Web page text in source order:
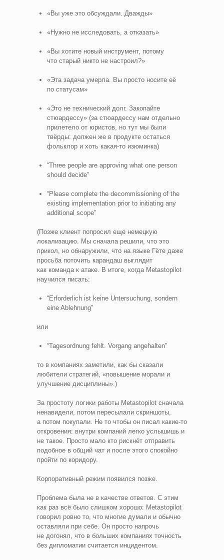
«Вы уже это обсуждали. Дважды»
«Нужно не исследовать, а отказать»
«Вы хотите новый инструмент, потому
что старый никто не настроил?»
«Эта задача умерла. Вы просто носите её
по статусам»
«Это не технический долг. Закопайте
стюардессу» (за стюардессу нам отдельно
прилетело от юристов, но тут мы были
твёрды: должен же в продукте остаться
фольклор и хоть какая‑то изюминка)
“Three people are approving what one person
should decide”
“Please complete the decommissioning of the
existing implementation prior to initiating any
additional scope”
(Позже клиент попросил еще немецкую
локализацию. Мы сначала решили, что это
прикол, но обнаружили, что на языке Гёте даже
просьба поточить карандаш выглядит
как команда к атаке. В итоге, когда Metastopilot
научился писать:
“Erforderlich ist keine Untersuchung, sondern
eine Ablehnung”
или
“Tagesordnung fehlt. Vorgang angehalten”
то в компаниях заметили, как бы сказали
любители стратегий, «повышение морали и
улучшение дисциплины».)
За простоту логики работы Metastopilot сначала
ненавидели, потом пересылали скриншоты,
а потом покупали. Не то чтобы он писал какие‑то
откровения: внутри компаний легко услышишь и
не такое. Просто мало кто рискнёт отправить
подобное в общий чат и после этого спокойно
пройти по коридору.
Корпоративный режим появился позже.
Проблема была не в качестве ответов. С этим
как раз всё было слишком хорошо: Metastopilot
говорил ровно то, что многие думали и обычно
оставляли при себе. Он просто напрочь
не догонял, что в больших компаниях точность
без дипломатии считается инцидентом.